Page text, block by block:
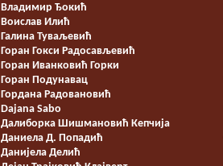
Владимир Ђокић
Воислав Илић
Галина Туваљевић
Горан Гокси Радосављевић
Горан Иванковић Горки
Горан Подунавац
Гордана Радовановић
Dajana Sabo
Далиборка Шишмановић Кепчија
Даниела Д. Попадић
Данијела Делић